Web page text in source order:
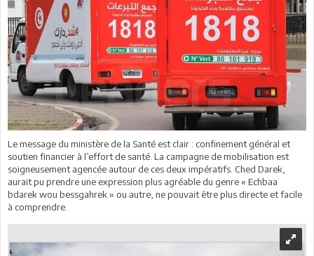
Le message du ministère de la Santé est clair : confinement général et
soutien financier à l’effort de santé. La campagne de mobilisation est
soigneusement agencée autour de ces deux impératifs. Ched Darek,
aurait pu prendre une expression plus agréable du genre « Echbaa
bdarek wou bessgahrek » ou autre, ne pouvait être plus directe et facile
à comprendre.